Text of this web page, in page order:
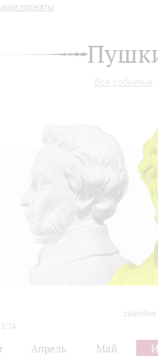
проекты
Все события
24
Апрель Май